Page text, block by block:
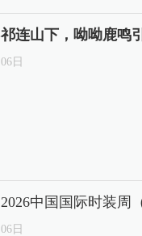
祁连山下，呦呦鹿鸣
06日
2026中国国际时装周
06日